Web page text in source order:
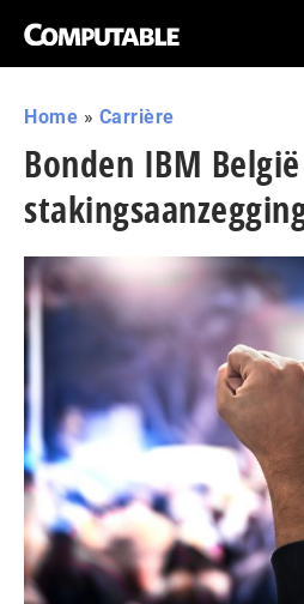
Home » Carrière
Bonden IBM